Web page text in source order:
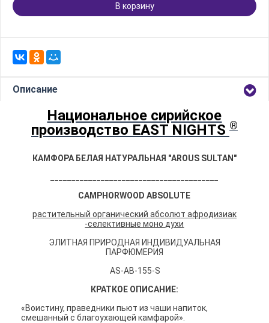
В корзину
Описание
Национальное сирийское
производство EAST NIGHTS ®
КАМФОРА БЕЛАЯ НАТУРАЛЬНАЯ "AROUS SULTAN"
CAMPHORWOOD ABSOLUTE
растительный органический абсолют афродизиак
-селективные моно духи
ЭЛИТНАЯ ПРИРОДНАЯ ИНДИВИДУАЛЬНАЯ
ПАРФЮМЕРИЯ
AS-AB-155-S
КРАТКОЕ ОПИСАНИЕ:
«Воистину, праведники пьют из чаши напиток,
смешанный с благоухающей камфарой».